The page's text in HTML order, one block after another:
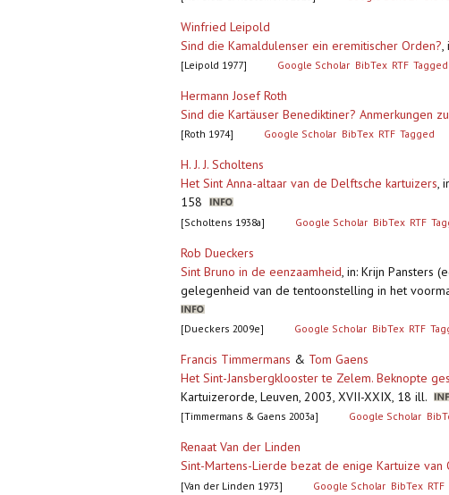
Winfried Leipold
Sind die Kamaldulenser ein eremitischer Orden?,
[Leipold 1977] Google Scholar BibTex RTF Tagged
Hermann Josef Roth
Sind die Kartäuser Benediktiner? Anmerkungen
[Roth 1974] Google Scholar BibTex RTF Tagged
H. J. J. Scholtens
Het Sint Anna-altaar van de Delftsche kartuizers,
158
[Scholtens 1938a] Google Scholar BibTex RTF
Rob Dueckers
Sint Bruno in de eenzaamheid, in: Krijn Pansters
gelegenheid van de tentoonstelling in het
[Dueckers 2009e] Google Scholar BibTex RTF
Francis Timmermans & Tom Gaens
Het Sint-Jansbergklooster te Zelem. Beknopte
Kartuizerorde, Leuven, 2003, XVII-XXIX, 18 ill.
[Timmermans & Gaens 2003a] Google Scholar
Renaat Van der Linden
Sint-Martens-Lierde bezat de enige Kartuize van
[Van der Linden 1973] Google Scholar BibTex RTF